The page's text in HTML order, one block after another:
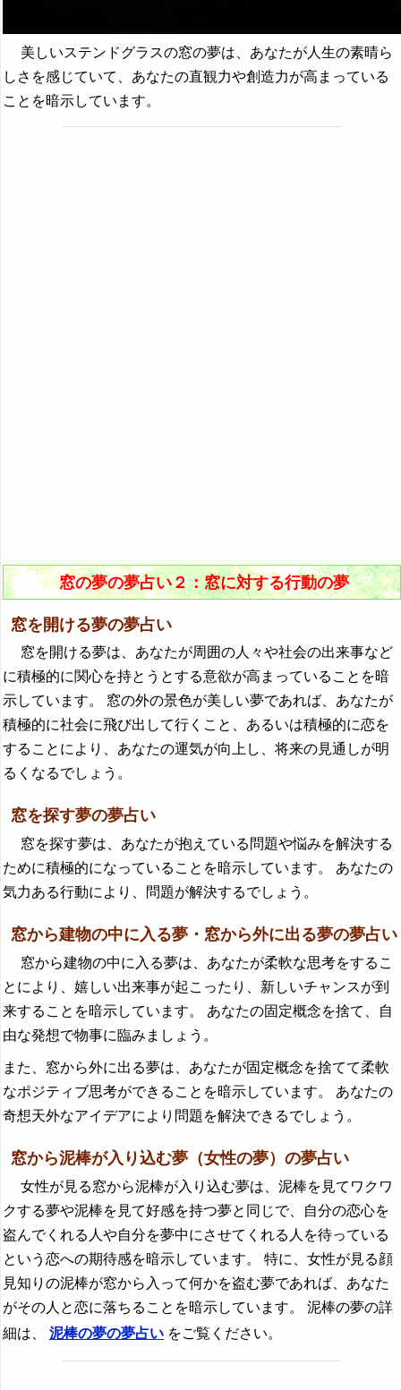
美しいステンドグラスの窓の夢は、あなたが人生の素晴ら
しさを感じていて、あなたの直観力や創造力が高まっている
ことを暗示しています。
窓の夢の夢占い２：窓に対する行動の夢
窓を開ける夢の夢占い
窓を開ける夢は、あなたが周囲の人々や社会の出来事など
に積極的に関心を持とうとする意欲が高まっていることを暗
示しています。 窓の外の景色が美しい夢であれば、あなたが
積極的に社会に飛び出して行くこと、あるいは積極的に恋を
することにより、あなたの運気が向上し、将来の見通しが明
るくなるでしょう。
窓を探す夢の夢占い
窓を探す夢は、あなたが抱えている問題や悩みを解決する
ために積極的になっていることを暗示しています。 あなたの
気力ある行動により、問題が解決するでしょう。
窓から建物の中に入る夢・窓から外に出る夢の夢占い
窓から建物の中に入る夢は、あなたが柔軟な思考をするこ
とにより、嬉しい出来事が起こったり、新しいチャンスが到
来することを暗示しています。 あなたの固定概念を捨て、自
由な発想で物事に臨みましょう。
また、窓から外に出る夢は、あなたが固定概念を捨てて柔軟
なポジティブ思考ができることを暗示しています。 あなたの
奇想天外なアイデアにより問題を解決できるでしょう。
窓から泥棒が入り込む夢（女性の夢）の夢占い
女性が見る窓から泥棒が入り込む夢は、泥棒を見てワクワ
クする夢や泥棒を見て好感を持つ夢と同じで、自分の恋心を
盗んでくれる人や自分を夢中にさせてくれる人を待っている
という恋への期待感を暗示しています。 特に、女性が見る顔
見知りの泥棒が窓から入って何かを盗む夢であれば、あなた
がその人と恋に落ちることを暗示しています。 泥棒の夢の詳
細は、 泥棒の夢の夢占い をご覧ください。